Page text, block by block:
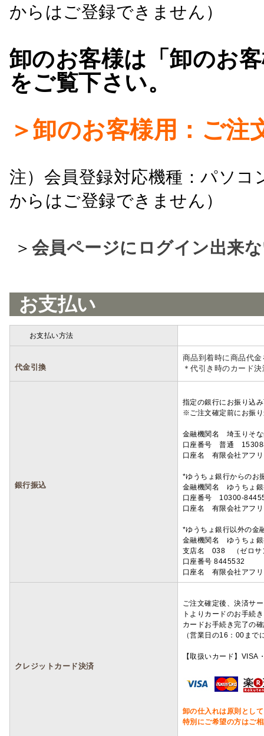
からはご登録できません）
卸のお客様は「卸のお
をご覧下さい。
＞卸のお客様用：ご注
注）会員登録対応機種：パソ
からはご登録できません）
＞ 会員ページにログイン出来
お支払い
お支払い方法
代金引換
商品到着時に商品代
＊代引き時のカード
銀行振込
指定の銀行にお振り込
※ご注文確定前にお振
金融機関名 埼玉りそ
口座番号 普通
口座名 有限会社アフ
*ゆうちょ銀行からのお
金融機関名 ゆうちょ
口座番号 10300-
口座名 有限会社アフ
*ゆうちょ銀行以外の金
金融機関名 ゆうちょ
支店名 038 （ゼロサ
口座番号 8445532
口座名 有限会社アフ
クレジットカード決済
ご注文確定後、決済サ
トよりカードのお手続
カードお手続き完了の
（営業日の16：00ま
【取扱いカード】
卸の仕入れは原則とし
特別にご希望の方はご